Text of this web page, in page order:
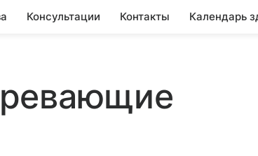
Консультации Контакты Календарь